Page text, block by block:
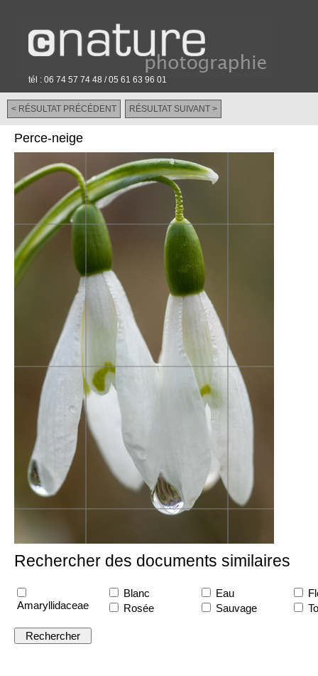
tél : 06 74 57 74 48 / 05 61 63 96 01
< RÉSULTAT PRÉCÉDENT RÉSULTAT SUIVANT >
-
Perce-neige
Rechercher des documents similaires
Amaryllidaceae
Blanc Eau
Rosée
Sauvage